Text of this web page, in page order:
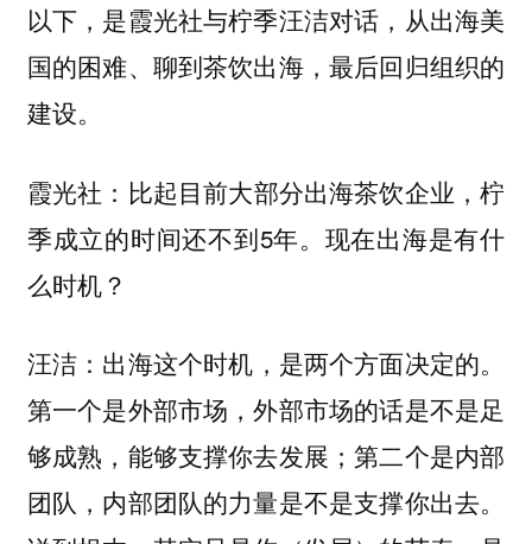
以下，是霞光社与柠季汪洁对话，从出海美
国的困难、聊到茶饮出海，最后回归组织的
建设。
霞光社 ：比起目前大部分出海茶饮企业，柠
季成立的时间还不到5年。现在出海是有什
么时机？
汪洁 ：出海这个时机，是两个方面决定的。
第一个是外部市场，外部市场的话是不是足
够成熟，能够支撑你去发展；第二个是内部
团队，内部团队的力量是不是支撑你出去。